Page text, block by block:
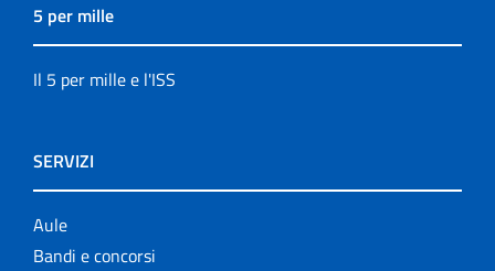
5 per mille
Il 5 per mille e l'ISS
SERVIZI
Aule
Bandi e concorsi